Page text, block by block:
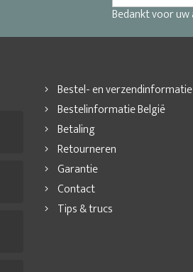
Bedankt voor
Bestel- en verzendinformatie
Bestelinformatie België
Betaling
Retourneren
Garantie
Contact
Tips & trucs